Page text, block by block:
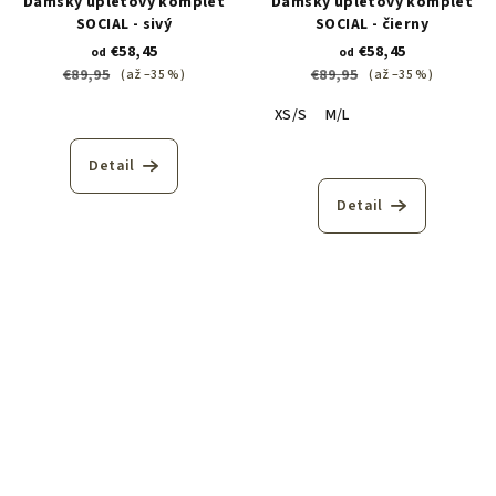
SOCIAL - sivý
od €58,45
€89,95 (až –35 %)
Detail
SOCIAL - čierny
od €58,45
€89,95 (až –35 %)
XS/S
M/L
hodnotenie
produktu
Detail